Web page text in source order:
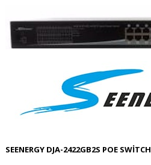
SEENERGY DJA-2422GB2S POE SWİTCH